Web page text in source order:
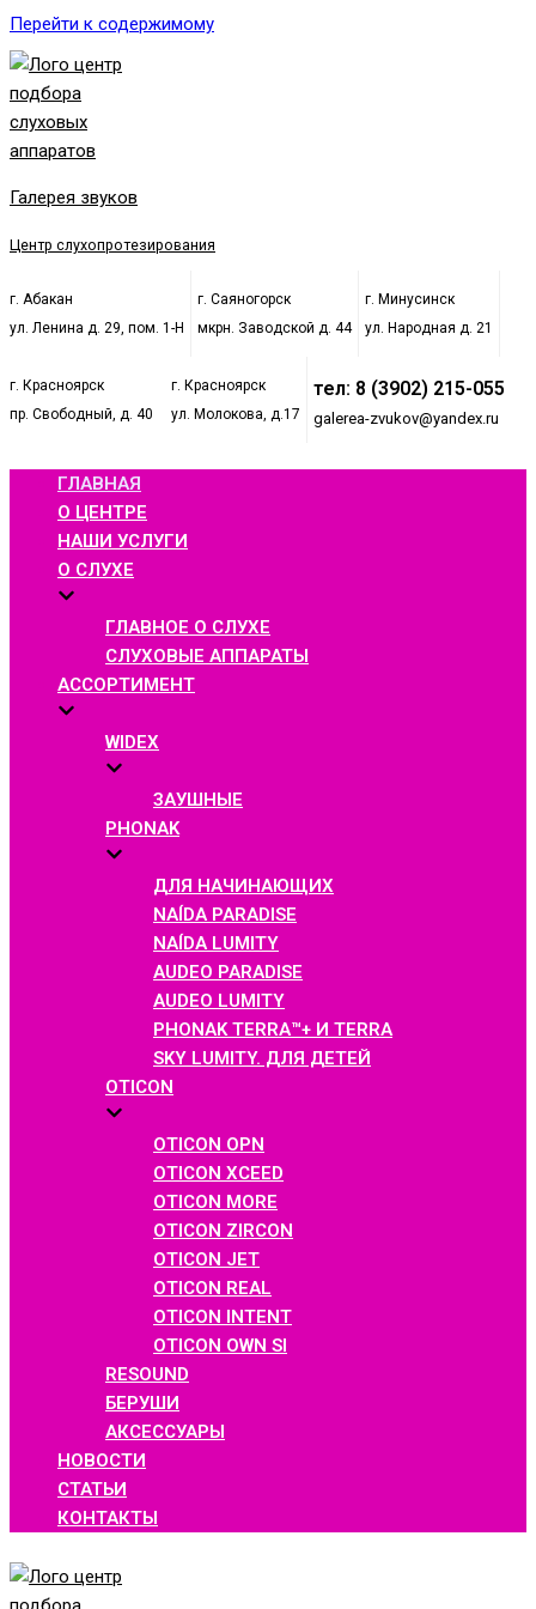
Перейти к содержимому
Галерея звуков
Центр слухопротезирования
г. Абакан
ул. Ленина д. 29, пом. 1-Н
г. Саяногорск
мкрн. Заводской д. 44
г. Минусинск
ул. Народная д. 21
г. Красноярск
пр. Свободный, д. 40
г. Красноярск
ул. Молокова, д.17
тел: 8 (3902) 215-055
galerea-zvukov@yandex.ru
ГЛАВНАЯ
О ЦЕНТРЕ
НАШИ УСЛУГИ
О СЛУХЕ
ГЛАВНОЕ О СЛУХЕ
СЛУХОВЫЕ АППАРАТЫ
АССОРТИМЕНТ
WIDEX
ЗАУШНЫЕ
PHONAK
ДЛЯ НАЧИНАЮЩИХ
NAÍDA PARADISE
NAÍDA LUMITY
AUDEO PARADISE
AUDEO LUMITY
PHONAK TERRA™+ И TERRA
SKY LUMITY. ДЛЯ ДЕТЕЙ
OTICON
OTICON OPN
OTICON XCEED
OTICON MORE
OTICON ZIRCON
OTICON JET
OTICON REAL
OTICON INTENT
OTICON OWN SI
RESOUND
БЕРУШИ
АКСЕССУАРЫ
НОВОСТИ
СТАТЬИ
КОНТАКТЫ